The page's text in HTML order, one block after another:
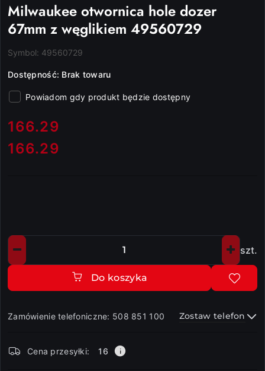
Milwaukee otwornica hole dozer
67mm z węglikiem 49560729
Symbol: 49560729
Dostępność: Brak towaru
Powiadom gdy produkt będzie dostępny
cena:
166.29
Cena:
166.29
Ilość szt.
Do koszyka
Zamówienie telefoniczne: 508 851 100 Zostaw telefon
i
Cena przesyłki: 16